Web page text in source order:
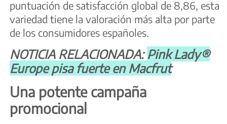
puntuación de satisfacción global de 8,86, esta
variedad tiene la valoración más alta por parte
de los consumidores españoles.
NOTICIA RELACIONADA: Pink Lady®
Europe pisa fuerte en Macfrut
Una potente campaña
promocional